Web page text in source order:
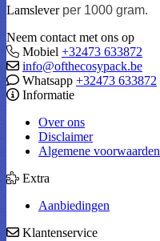
Lamsleverper 1000 gram.
Neem contact met ons op
Mobiel +32473 633872
info@ofthecosypack.be
Whatsapp +32473 633872
Informatie
Over ons
Disclaimer
Algemene voorwaarden
Extra
Aanbiedingen
Klantenservice